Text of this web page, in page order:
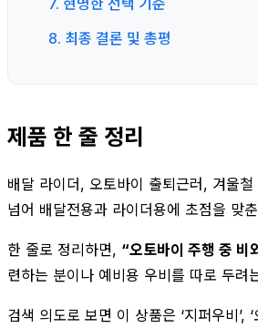
8. 최종 결론 및 총평
제품 한 줄 정리
배달 라이더, 오토바이 출퇴근러, 겨울
넘어 배달전용과 라이더용에 초점을 맞
한 줄로 정리하면, “오토바이 주행 중 비
련하는 분이나 예비용 우비를 따로 두
검색 의도로 보면 이 상품은 ‘지퍼우비’,